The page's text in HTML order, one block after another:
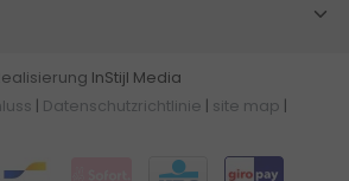
InStijl Media
Datenschutzrichtlinie site map